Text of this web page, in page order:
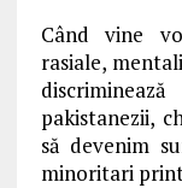
Când vine
rasiale,
pakistanezii,
să devenim
minoritari